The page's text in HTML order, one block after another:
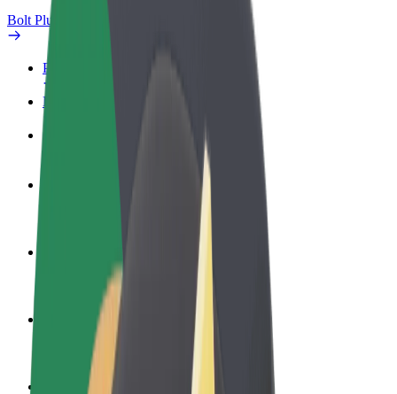
Bolt Plus
Pogodnosti
Kako se pridružiti
Često postavljana pitanja
Zarađuj po vlastitim uvjetima
Postani dostavljač
Dostavljaj hranu i primaj tjedne isplate
Dodaj restoran ili trgovinu
Dosegni više kupaca i povećaj zaradu